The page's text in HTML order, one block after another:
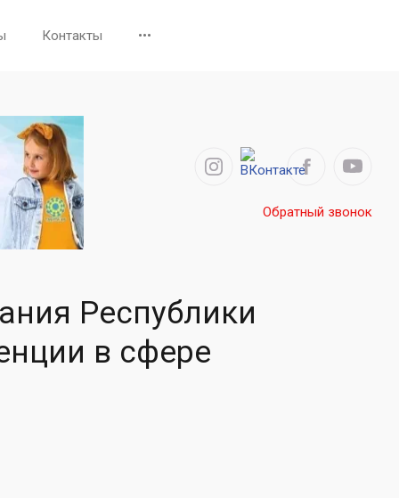
Контакты •••
Обратный звонок
Республики
в сфере